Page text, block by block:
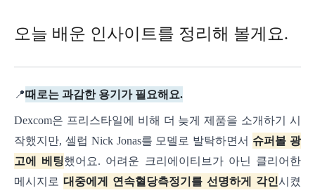
오늘 배운 인사이트를 정리해 볼게요.
📍때로는 과감한 용기가 필요해요.
Dexcom은 프리스타일에 비해 더 늦게 제품을 소개하기 시
작했지만, 셀럽 Nick Jonas를 모델로 발탁하면서 슈퍼볼 광
고에 베팅했어요. 어려운 크리에이티브가 아닌 클리어한
메시지로 대중에게 연속혈당측정기를 선명하게 각인시켰